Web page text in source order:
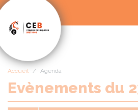
Accueil Agenda
Evènements du
Panneau de gestion des cookies